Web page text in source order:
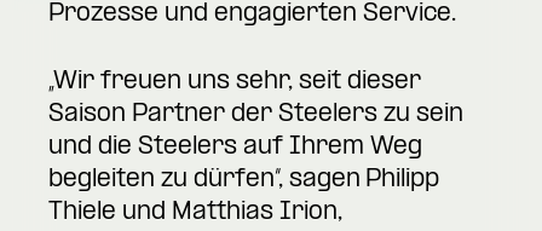
Prozesse und engagierten Service.
„Wir freuen uns sehr, seit dieser
Saison Partner der Steelers zu sein
und die Steelers auf Ihrem Weg
begleiten zu dürfen“, sagen Philipp
Thiele und Matthias Irion,